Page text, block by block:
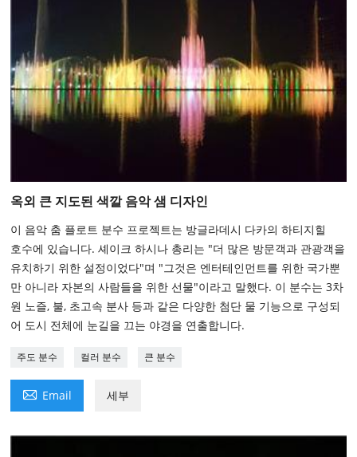
옥외 큰 지도된 색깔 음악 샘 디자인
이 음악 춤 플로트 분수 프로젝트는 방글라데시 다카의 하티지힐
호수에 있습니다. 셰이크 하시나 총리는 "더 많은 방문객과 관광객을
유치하기 위한 설정이었다"며 "그것은 엔터테인먼트를 위한 국가뿐
만 아니라 자본의 사람들을 위한 선물"이라고 말했다. 이 분수는 3차
원 노즐, 불, 초고속 분사 등과 같은 다양한 첨단 물 기능으로 구성되
어 도시 전체에 눈길을 끄는 야경을 연출합니다.
주도 분수 컬러 분수 큰 분수
 Email 세부